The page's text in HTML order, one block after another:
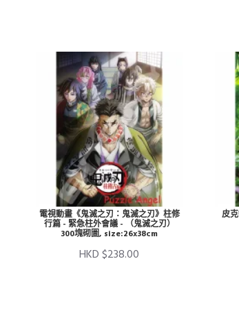
電視動畫《鬼滅之刃：鬼滅之刃》柱修
行篇 - 緊急柱外會議 - （鬼滅之刃）
300塊砌圖, size:26x38cm
HKD $238.00
皮